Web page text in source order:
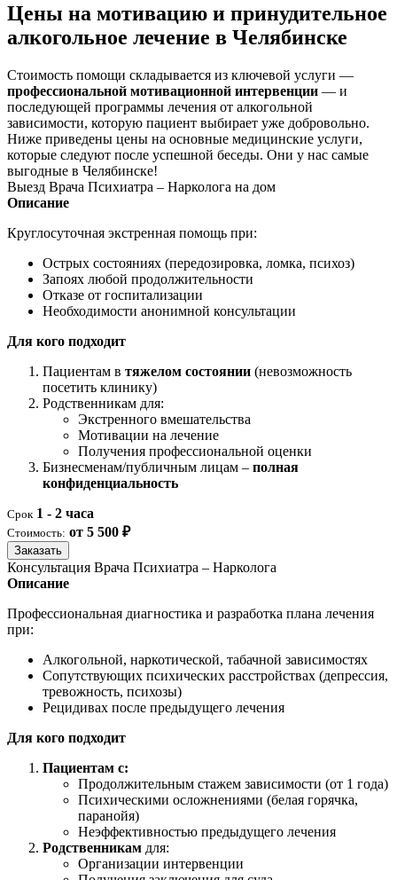
Цены на мотивацию и принудительное
алкогольное лечение в Челябинске
Стоимость помощи складывается из ключевой услуги —
профессиональной мотивационной интервенции — и
последующей программы лечения от алкогольной
зависимости, которую пациент выбирает уже добровольно.
Ниже приведены цены на основные медицинские услуги,
которые следуют после успешной беседы. Они у нас самые
выгодные в Челябинске!
Выезд Врача Психиатра – Нарколога на дом
Описание
Круглосуточная экстренная помощь при:
Острых состояниях (передозировка, ломка, психоз)
Запоях любой продолжительности
Отказе от госпитализации
Необходимости анонимной консультации
Для кого подходит
Пациентам в тяжелом состоянии (невозможность
посетить клинику)
Родственникам для:
Экстренного вмешательства
Мотивации на лечение
Получения профессиональной оценки
Бизнесменам/публичным лицам – полная
конфиденциальность
Срок 1 - 2 часа
Стоимость: от 5 500 ₽
Заказать
Консультация Врача Психиатра – Нарколога
Описание
Профессиональная диагностика и разработка плана лечения
при:
Алкогольной, наркотической, табачной зависимостях
Сопутствующих психических расстройствах (депрессия,
тревожность, психозы)
Рецидивах после предыдущего лечения
Для кого подходит
Пациентам с:
Продолжительным стажем зависимости (от 1 года)
Психическими осложнениями (белая горячка,
паранойя)
Неэффективностью предыдущего лечения
Родственникам для:
Организации интервенции